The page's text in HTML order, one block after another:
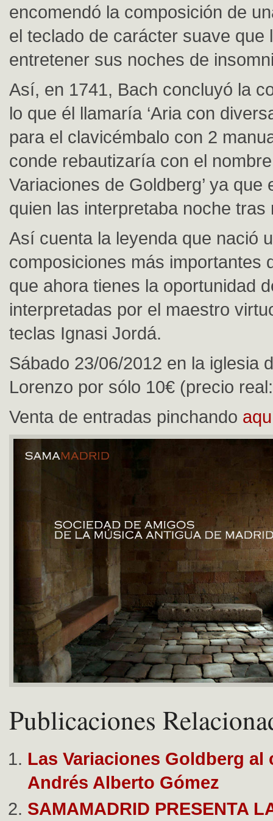
encomendó la composición de
el teclado de carácter suave que
entretener sus noches de
Así, en 1741, Bach concluyó la
lo que él llamaría ‘Aria con
para el clavicémbalo con 2
conde rebautizaría con el nombre
Variaciones de Goldberg’ ya que
quien las interpretaba noche tras
Así cuenta la leyenda que nació
composiciones más importantes
que ahora tienes la oportunidad
interpretadas por el maestro
teclas Ignasi Jordá.
Sábado 23/06/2012 en la iglesia
Lorenzo por sólo 10€ (precio
Venta de entradas pinchando
Publicaciones
Las Variaciones Goldberg al
Andrés Alberto Gómez
SAMAMADRID PRESENTA